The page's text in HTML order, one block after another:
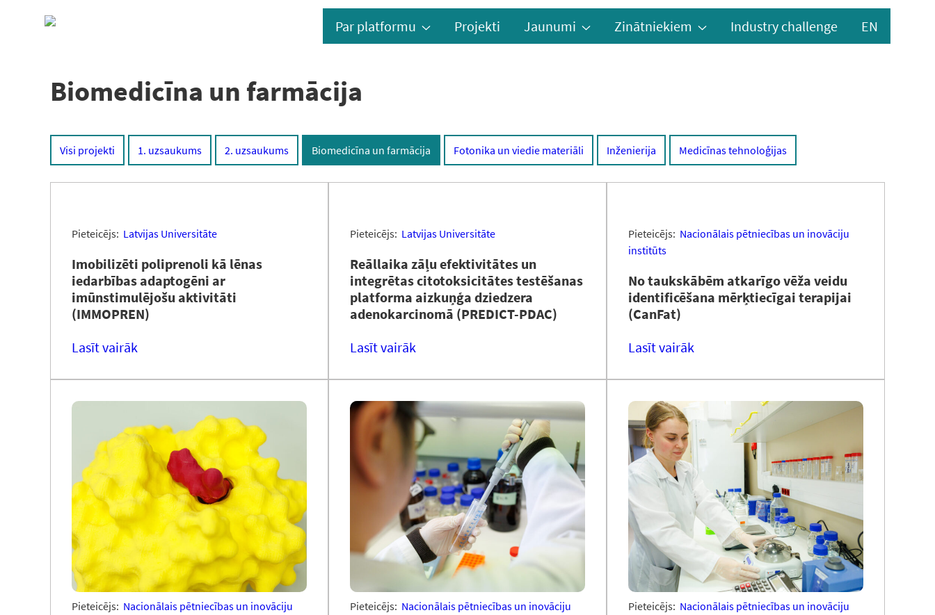
Par platformu Projekti Jaunumi Zinātniekiem Industry challenge EN
Biomedicīna un farmācija
Visi projekti 1. uzsaukums 2. uzsaukums Biomedicīna un farmācija Fotonika un viedie materiāli Inženierija Medicīnas tehnoloģijas
Pieteicējs: Latvijas Universitāte
Imobilizēti poliprenoli kā lēnas
iedarbības adaptogēni ar
imūnstimulējošu aktivitāti
(IMMOPREN)
Lasīt vairāk
Pieteicējs: Latvijas Universitāte
Reāllaika zāļu efektivitātes un
integrētas citotoksicitātes testēšanas
platforma aizkuņģa dziedzera
adenokarcinomā (PREDICT-PDAC)
Lasīt vairāk
Pieteicējs: Nacionālais pētniecības un inovāciju
institūts
No taukskābēm atkarīgo vēža veidu
identificēšana mērķtiecīgai terapijai
(CanFat)
Lasīt vairāk
Pieteicējs: Nacionālais pētniecības un inovāciju
Pieteicējs: Nacionālais pētniecības un inovāciju
Pieteicējs: Nacionālais pētniecības un inovāciju